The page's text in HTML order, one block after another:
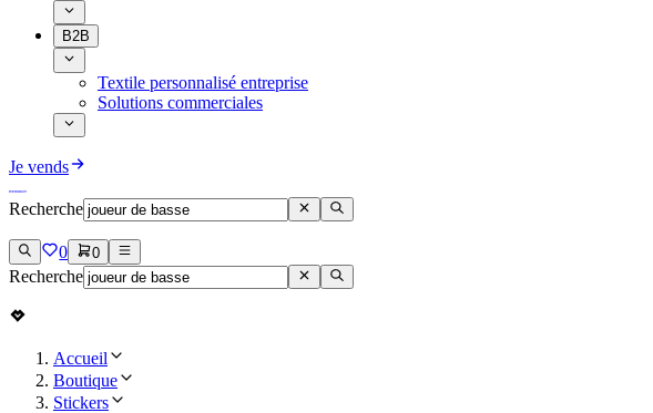
B2B
Textile personnalisé entreprise
Solutions commerciales
Je vends
Recherche
0 0
Recherche
Accueil
Boutique
Stickers